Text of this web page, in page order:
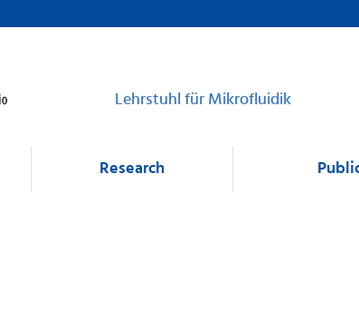
Lehrstuhl für Mikrofluidik
Research